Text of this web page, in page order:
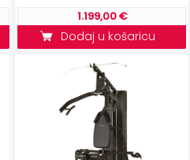
1.199,00 €
Dodaj u košaricu